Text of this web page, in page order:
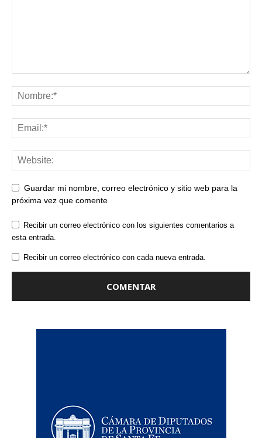
Guardar mi nombre, correo electrónico y sitio web para la
próxima vez que comente
Recibir un correo electrónico con los siguientes comentarios a
esta entrada.
Recibir un correo electrónico con cada nueva entrada.